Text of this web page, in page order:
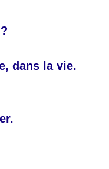
dans la vie.